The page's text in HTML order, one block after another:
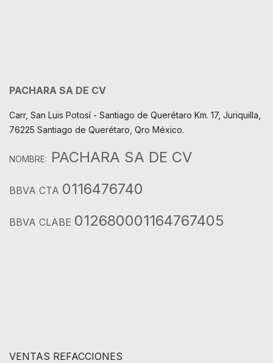
PACHARA SA DE CV
Carr, San Luis Potosí - Santiago de Querétaro Km. 17, Juriquilla,
76225 Santiago de Querétaro, Qro México.
NOMBRE: PACHARA SA DE CV
BBVA CTA 0116476740
BBVA CLABE 012680001164767405
VENTAS REFACCIONES